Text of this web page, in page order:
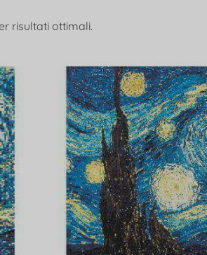
risultati ottimali.